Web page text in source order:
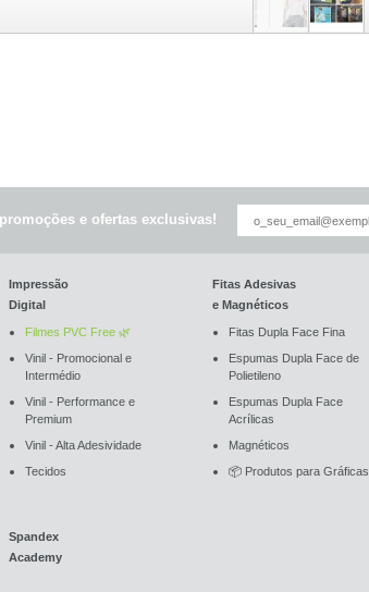
e ofertas exclusivas!
Impressão
Digital
Filmes PVC Free 🌿
Vinil - Promocional e
Intermédio
Vinil - Performance e
Premium
Vinil - Alta Adesividade
Tecidos
Fitas Adesivas
e Magnéticos
Fitas Dupla Face Fina
Espumas Dupla Face de
Polietileno
Espumas Dupla Face
Acrílicas
Magnéticos
📦 Produtos para Gráficas
Spandex
Academy